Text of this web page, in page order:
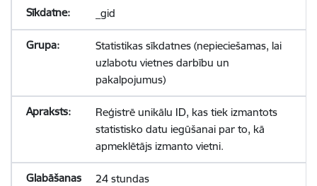
_gid
Statistikas sīkdatnes (nepieciešamas, lai
uzlabotu vietnes darbību un
pakalpojumus)
Reģistrē unikālu ID, kas tiek izmantots
statistisko datu iegūšanai par to, kā
apmeklētājs izmanto vietni.
24 stundas